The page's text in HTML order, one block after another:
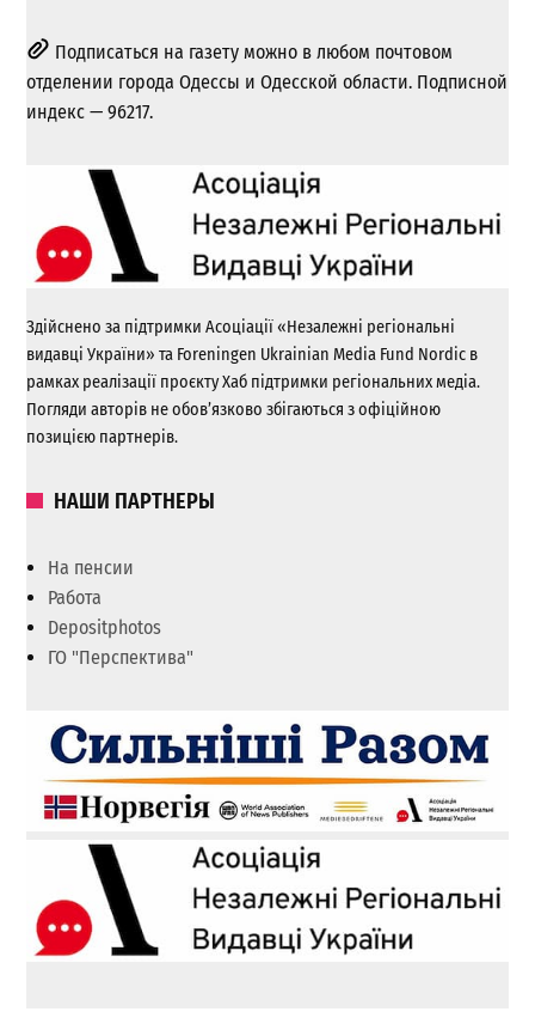
Подписаться на газету можно в любом почтовом
отделении города Одессы и Одесской области. Подписной
индекс — 96217.
Здійснено за підтримки Асоціації «Незалежні регіональні
видавці України» та Foreningen Ukrainian Media Fund Nordic в
рамках реалізації проєкту Хаб підтримки регіональних медіа.
Погляди авторів не обов’язково збігаються з офіційною
позицією партнерів.
НАШИ ПАРТНЕРЫ
На пенсии
Работа
Depositphotos
ГО "Перспектива"